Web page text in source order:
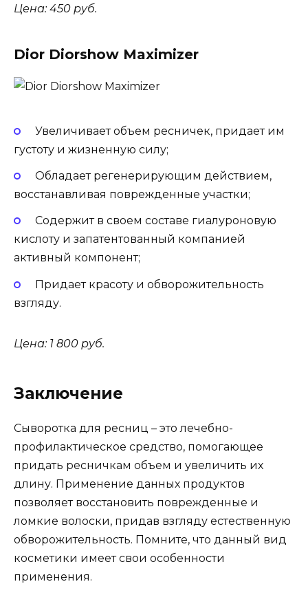
Цена: 450 руб.
Dior Diorshow Maximizer
Увеличивает объем ресничек, придает им
густоту и жизненную силу;
Обладает регенерирующим действием,
восстанавливая поврежденные участки;
Содержит в своем составе гиалуроновую
кислоту и запатентованный компанией
активный компонент;
Придает красоту и обворожительность
взгляду.
Цена: 1 800 руб.
Заключение
Сыворотка для ресниц – это лечебно-
профилактическое средство, помогающее
придать ресничкам объем и увеличить их
длину. Применение данных продуктов
позволяет восстановить поврежденные и
ломкие волоски, придав взгляду естественную
обворожительность. Помните, что данный вид
косметики имеет свои особенности
применения.